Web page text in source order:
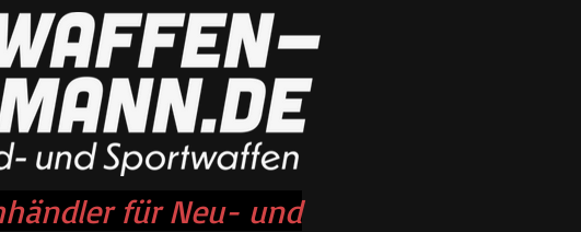
für Neu- und